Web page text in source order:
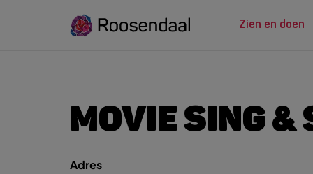
Zien en doen
ZIEN EN
LEREN
MOVIE SING
Adres